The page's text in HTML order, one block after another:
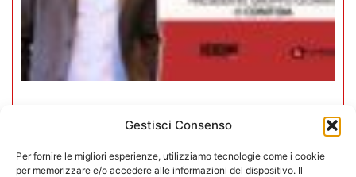
Gestisci Consenso
Per fornire le migliori esperienze, utilizziamo tecnologie come i cookie
per memorizzare e/o accedere alle informazioni del dispositivo. Il
Gianluigi Galano nuovo presidente
Gruppo Giovani